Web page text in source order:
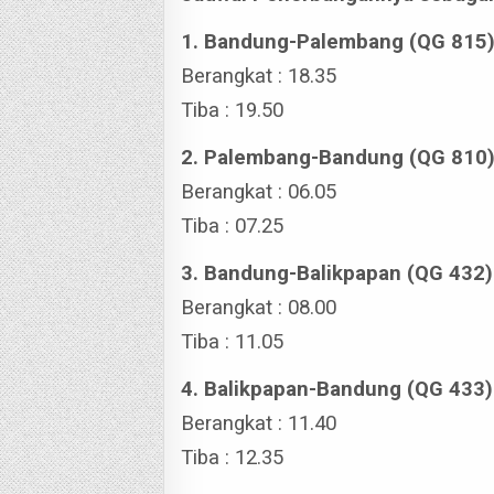
1. Bandung-Palembang (QG
Berangkat : 18.35
Tiba : 19.50
2. Palembang-Bandung (QG
Berangkat : 06.05
Tiba : 07.25
3. Bandung-Balikpapan (QG 432)
Berangkat : 08.00
Tiba : 11.05
4. Balikpapan-Bandung (QG 433)
Berangkat : 11.40
Tiba : 12.35